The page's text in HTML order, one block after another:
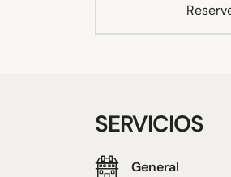
SERVICIOS
General